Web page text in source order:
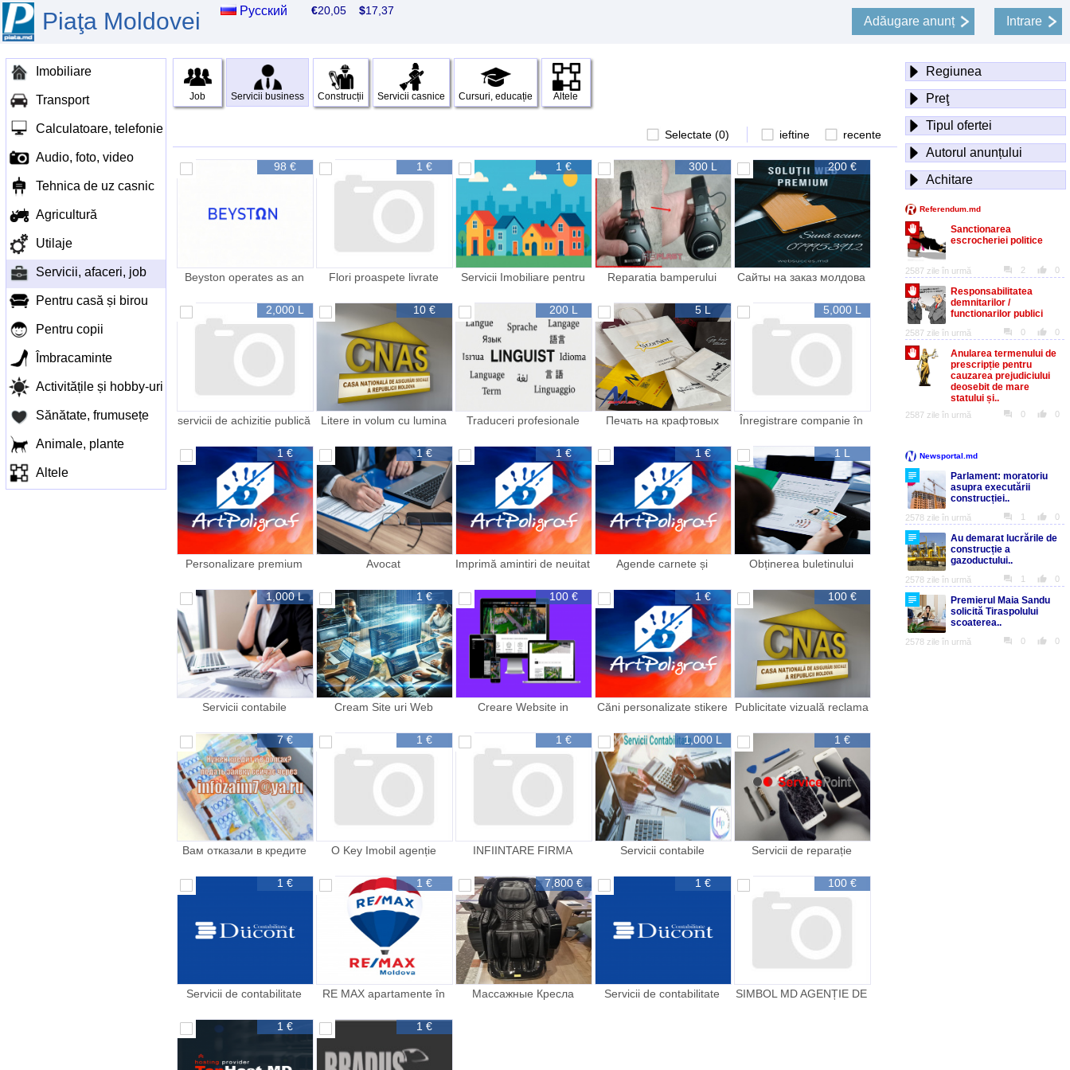
Piaţa Moldovei Русский €20,05$17,37
Adăugare anunț Intrare
Imobiliare
Transport
Calculatoare, telefonie
Audio, foto, video
Tehnica de uz casnic
Agricultură
Utilaje
Servicii, afaceri, job
Pentru casă și birou
Pentru copii
Îmbracaminte
Activitățile și hobby-uri
Sănătate, frumusețe
Animale, plante
Altele
Regiunea
Preţ
Tipul ofertei
Autorul anunțului
Achitare
Job Servicii business Construcții Servicii casnice Cursuri, educație Altele
ieftine recente
Selectate (0)
98 €
Beyston operates as an
marketplace
1 €
Flori proaspete livrate
localitate
1 €
Servicii Imobiliare pentru
Iași
300 L
Reparatia bamperului
200 €
Сайты на заказ молдова
2,000 L
servicii de achizitie publică
10 €
Litere in volum cu lumina
200 L
Traduceri profesionale
5 L
Печать на крафтовых
5,000 L
Înregistrare companie în
1 €
Personalizare premium
termosuri rucsacuri
1 €
Avocat
1 €
Imprimă amintiri de neuitat
personalizate
1 €
Agende carnete și
branding unic cu
1 L
Obținerea buletinului
1,000 L
Servicii contabile
1 €
Cream Site uri Web
100 €
Creare Website in
1 €
Căni personalizate stikere
100 €
Publicitate vizuală reclama
7 €
Вам отказали в кредите
1 €
O Key Imobil agenție
1 €
INFIINTARE FIRMA
AICI
1,000 L
Servicii contabile
1 €
Servicii de reparație
1 €
Servicii de contabilitate
1 €
RE MAX apartamente în
avantajoase
7,800 €
Массажные Кресла
1 €
Servicii de contabilitate
100 €
SIMBOL MD AGENȚIE DE
1 €
1 €